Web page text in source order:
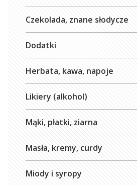
Czekolada, znane słodycze
Dodatki
Herbata, kawa, napoje
Likiery (alkohol)
Mąki, płatki, ziarna
Masła, kremy, curdy
Miody i syropy